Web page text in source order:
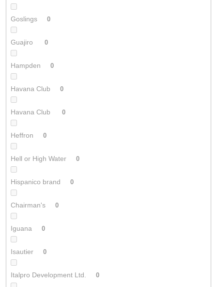
Goslings 0
Guajiro 0
Hampden 0
Havana Club 0
Havana Club 0
Heffron 0
Hell or High Water 0
Hispanico brand 0
Chairman's 0
Iguana 0
Isautier 0
Italpro Development Ltd. 0